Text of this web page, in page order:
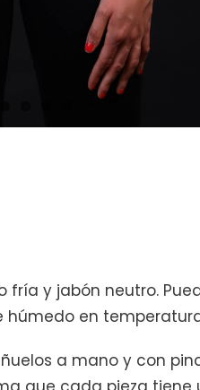
y jabón neutro.
húmedo en
a mano y con